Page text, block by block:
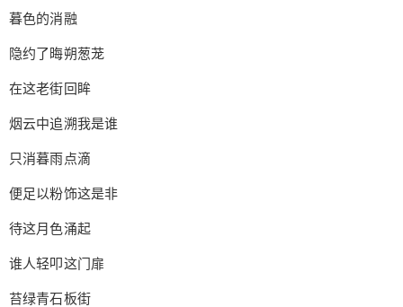
暮色的消融
隐约了晦朔葱茏
在这老街回眸
烟云中追溯我是谁
只消暮雨点滴
便足以粉饰这是非
待这月色涌起
谁人轻叩这门扉
苔绿青石板街
板街 斑驳了流水般岁月 小酌三盏两杯 理不清缠绕
的情结 在你淡漠眉间 瞥见离人的喜悲霜雪 三月梨
时那弯儿月 何时初现于江畔 而我又在待何人 在这
凉亭 回眸 千年后忆起你是谁 只消月色隐约 便足以
里长街 红帘后谁人蹙着眉 遥梦桑竹桃源 轮回中曾
道别的地点 愿今生再遇见 消融你眉间悲戚霜雪